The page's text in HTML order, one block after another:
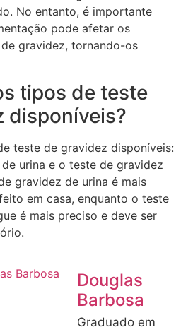
No entanto, é importante
pode afetar os
gravidez, tornando-os
tipos de teste
disponíveis?
teste de gravidez disponíveis:
urina e o teste de gravidez
gravidez de urina é mais
em casa, enquanto o teste
é mais preciso e deve ser
Douglas
Barbosa
Graduado em